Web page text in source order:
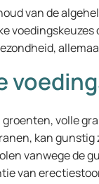
van de
volle
kan
vanwege de
van